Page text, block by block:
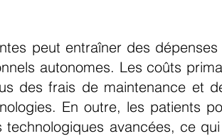
peut entraîner des
autonomes. Les coûts
des frais de maintenance et
En outre, les patients
avancées, ce